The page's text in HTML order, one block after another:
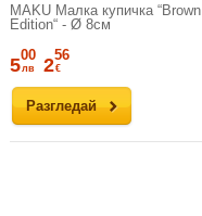
MAKU Малка купичка “Brown
Edition“ - Ø 8см
Разгледай
500
лв 256
€